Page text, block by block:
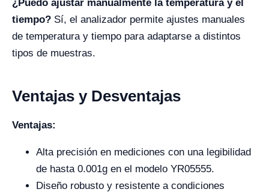
¿Puedo ajustar manualmente la temperatura y el
tiempo? Sí, el analizador permite ajustes manuales
de temperatura y tiempo para adaptarse a distintos
tipos de muestras.
Ventajas y Desventajas
Ventajas:
Alta precisión en mediciones con una legibilidad
de hasta 0.001g en el modelo YR05555.
Diseño robusto y resistente a condiciones